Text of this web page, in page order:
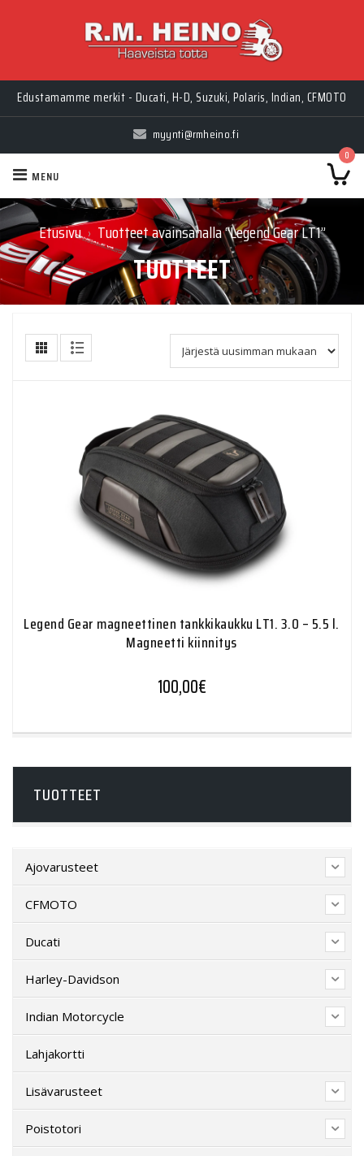
Edustamamme merkit - Ducati, H-D, Suzuki, Polaris, Indian, CFMOTO
myynti@rmheino.fi
0
MENU
Etusivu › Tuotteet avainsanalla “Legend Gear LT1”
TUOTTEET
Legend Gear magneettinen tankkikaukku LT1. 3.0 – 5.5 l.
Magneetti kiinnitys
100,00€
TUOTTEET
Ajovarusteet
CFMOTO
Ducati
Harley-Davidson
Indian Motorcycle
Lahjakortti
Lisävarusteet
Poistotori